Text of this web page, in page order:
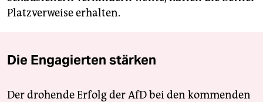
Platzverweise erhalten.
Die Engagierten stärken
Der drohende Erfolg der AfD bei den kommenden